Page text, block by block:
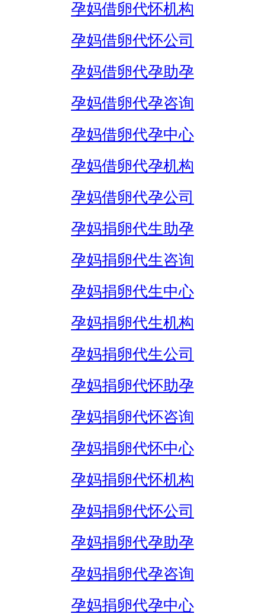
孕妈借卵代怀机构
孕妈借卵代怀公司
孕妈借卵代孕助孕
孕妈借卵代孕咨询
孕妈借卵代孕中心
孕妈借卵代孕机构
孕妈借卵代孕公司
孕妈捐卵代生助孕
孕妈捐卵代生咨询
孕妈捐卵代生中心
孕妈捐卵代生机构
孕妈捐卵代生公司
孕妈捐卵代怀助孕
孕妈捐卵代怀咨询
孕妈捐卵代怀中心
孕妈捐卵代怀机构
孕妈捐卵代怀公司
孕妈捐卵代孕助孕
孕妈捐卵代孕咨询
孕妈捐卵代孕中心